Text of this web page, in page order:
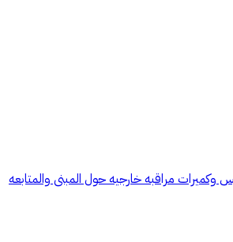
وملعب صابوني كبير وغرفه حارس وكميرات مراقبه خارجيه حول المبنى والمتابعه